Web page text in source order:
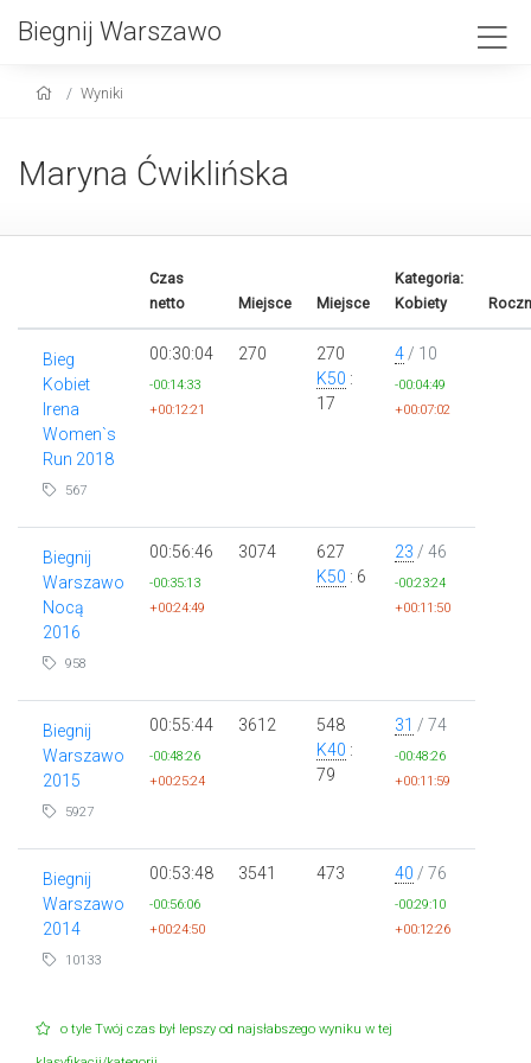
Biegnij Warszawo
Wyniki
Maryna Ćwiklińska
Czas
netto
Miejsce Miejsce
Kategoria:
Kobiety
Bieg
Kobiet
Irena
Women`s
Run 2018
567
00:30:04
-00:14:33
+00:12:21
270
270
K50 :
17
4 / 10
-00:04:49
+00:07:02
Biegnij
Warszawo
Nocą
2016
958
00:56:46
-00:35:13
+00:24:49
3074
627
K50 : 6
23 / 46
-00:23:24
+00:11:50
Biegnij
Warszawo
2015
5927
00:55:44
-00:48:26
+00:25:24
3612
548
K40 :
79
31 / 74
-00:48:26
+00:11:59
Biegnij
Warszawo
2014
10133
00:53:48
-00:56:06
+00:24:50
3541 473 40 / 76
-00:29:10
+00:12:26
o tyle Twój czas był lepszy od najsłabszego wyniku w tej